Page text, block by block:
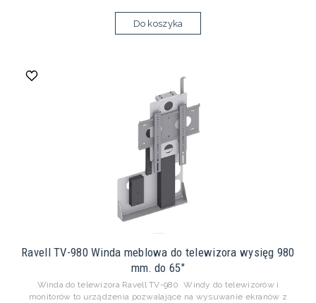
Do koszyka
Ravell TV-980 Winda meblowa do telewizora wysięg 980
mm. do 65"
Winda do telewizora Ravell TV-980 Windy do telewizorów i
monitorów to urządzenia pozwalające na wysuwanie ekranów z